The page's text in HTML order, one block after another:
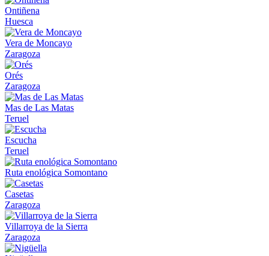
Ontiñena
Huesca
Vera de Moncayo
Zaragoza
Orés
Zaragoza
Mas de Las Matas
Teruel
Escucha
Teruel
Ruta enológica Somontano
Casetas
Zaragoza
Villarroya de la Sierra
Zaragoza